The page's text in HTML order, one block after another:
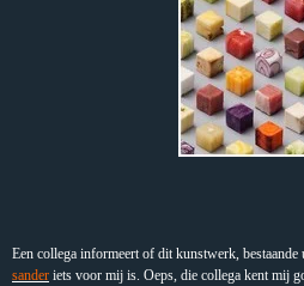
Een collega informeert of dit kunstwerk, bestaande
sander iets voor mij is. Oeps, die collega kent mij